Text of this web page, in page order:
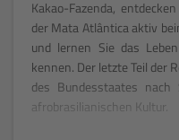
Kakao-Fazenda,
der Mata Atlântica aktiv
und lernen Sie das
kennen. Der letzte Teil der
des Bundesstaates
afrobrasilianischen Kultur.